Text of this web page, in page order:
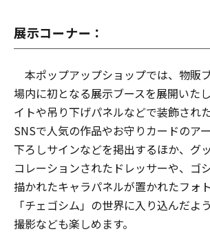
展⽰コーナー：
本ポップアップショップでは、物販
場内に初となる展⽰ブースを展開いた
イトや吊り下げパネルなどで装飾され
SNSで⼈気の作品やお守りカードのア
下ろしサインなどを掲出するほか、グ
コレーションされたドレッサーや、ゴ
描かれたキャラパネルが置かれたフォ
「チェゴシム」の世界に⼊り込んだよ
撮影なども楽しめます。